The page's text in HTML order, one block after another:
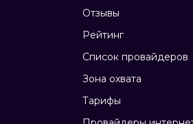
Отзывы
Рейтинг
Список провайдеров
Зона охвата
Тарифы